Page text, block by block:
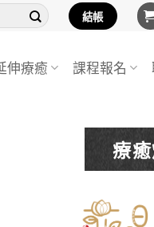
結帳
伸療癒 課程報名
療